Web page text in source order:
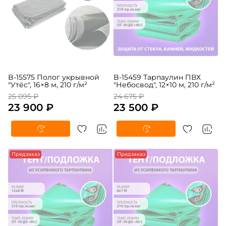
B-15575 Полог укрывной
"Утёс", 16×8 м, 210 г/м²
25 095 ₽
23 900 ₽
B-15459 Тарпаулин ПВХ
"Небосвод", 12×10 м, 210 г/м²
24 675 ₽
23 500 ₽
Предзаказ Предзаказ